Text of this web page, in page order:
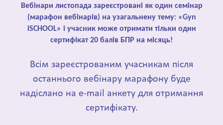
Вебінари листопада зареєстровані як один семінар
(марафон вебінарів) на узагальнену тему: «Gyn
iSCHOOL» і учасник може отримати тільки один
сертифікат 20 балів БПР на місяць!
Всім зареєстрованим учасникам після
останнього вебінару марафону буде
надіслано на e-mail анкету для отримання
сертифікату.